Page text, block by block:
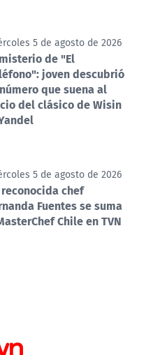
5 de agosto de 2026
de "El
joven descubrió
que suena al
del clásico de Wisin
5 de agosto de 2026
reconocida chef
Fuentes se suma
Chile en TVN